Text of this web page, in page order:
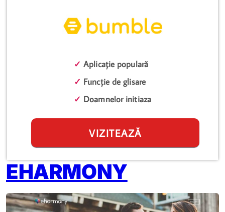
✓ Aplicație populară
✓ Funcție de glisare
✓ Doamnelor initiaza
VIZITEAZĂ
EHARMONY